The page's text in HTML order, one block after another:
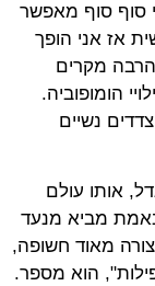
סוף סוף מאפשר
אז אני הופך
מקרים
הומופוביה.
נשיים
אותו עולם
באמת מביא מנעד
מאוד חשופה,
הוא מספר.